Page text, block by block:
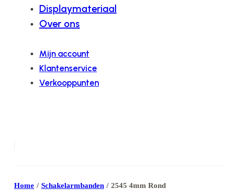
Displaymateriaal
Over ons
Mijn account
Klantenservice
Verkooppunten
Home / Schakelarmbanden / 2545 4mm Rond